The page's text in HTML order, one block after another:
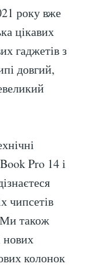
року вже
цікавих
гаджетів з
довгий,
Pro 14 і
чипсетів
також
нових
колонок